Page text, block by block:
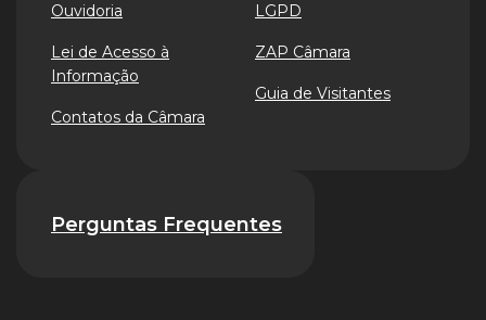
Ouvidoria
Lei de Acesso à
Informação
Contatos da Câmara
LGPD
ZAP Câmara
Guia de Visitantes
Perguntas Frequentes